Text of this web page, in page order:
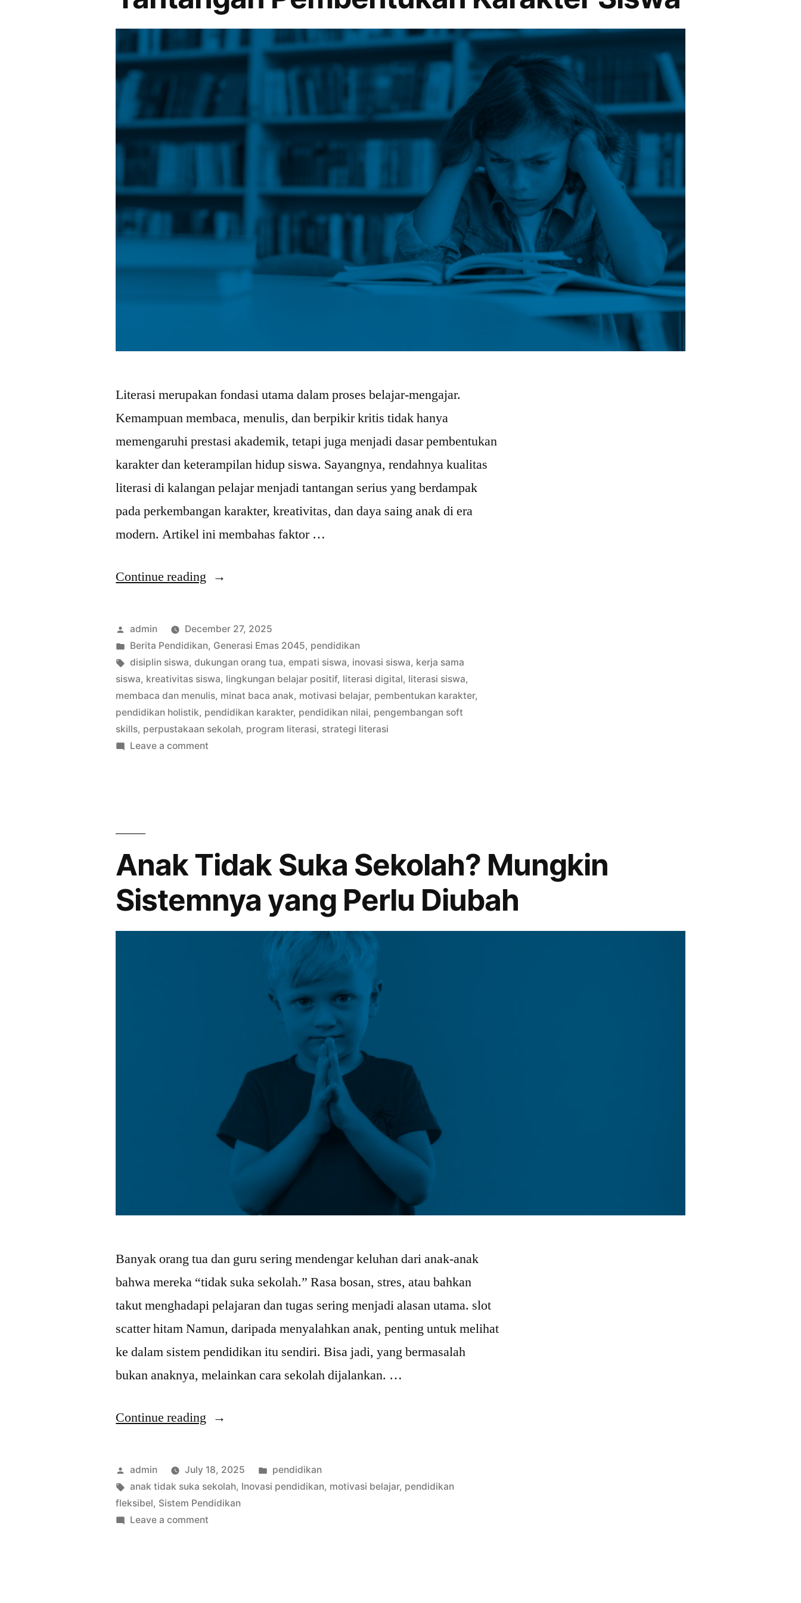
Literasi merupakan fondasi utama dalam proses belajar-mengajar.
Kemampuan membaca, menulis, dan berpikir kritis tidak hanya
memengaruhi prestasi akademik, tetapi juga menjadi dasar pembentukan
karakter dan keterampilan hidup siswa. Sayangnya, rendahnya kualitas
literasi di kalangan pelajar menjadi tantangan serius yang berdampak
pada perkembangan karakter, kreativitas, dan daya saing anak di era
modern. Artikel ini membahas faktor …
Continue reading “Rendahnya
Literasi
dan
Tantangan
Pembentukan
Karakter
Siswa”
Posted
by
admin
December 27, 2025
Posted
in
Berita Pendidikan, Generasi Emas 2045, pendidikan
Tags:
disiplin siswa,dukungan orang tua,empati siswa, inovasi siswa, kerja sama
siswa, kreativitas siswa, lingkungan belajar positif, literasi digital, literasi siswa,
membaca dan menulis, minat baca anak, motivasi belajar, pembentukan karakter,
pendidikan holistik, pendidikan karakter, pendidikan nilai, pengembangan soft
skills, perpustakaan sekolah, program literasi, strategi literasi
Leave a comment
Karakter
Siswa
Anak Tidak Suka Sekolah? Mungkin
Sistemnya yang Perlu Diubah
Banyak orang tua dan guru sering mendengar keluhan dari anak-anak
bahwa mereka “tidak suka sekolah.” Rasa bosan, stres, atau bahkan
takut menghadapi pelajaran dan tugas sering menjadi alasan utama. slot
scatter hitam Namun, daripada menyalahkan anak, penting untuk melihat
ke dalam sistem pendidikan itu sendiri. Bisa jadi, yang bermasalah
bukan anaknya, melainkan cara sekolah dijalankan. …
Continue reading “Anak
Suka
Sekolah?
Mungkin
Posted
by
admin July 18, 2025
Posted
in
pendidikan
Tags:
anak tidak suka sekolah, Inovasi pendidikan, motivasi belajar, pendidikan
fleksibel, Sistem Pendidikan
Leave a comment